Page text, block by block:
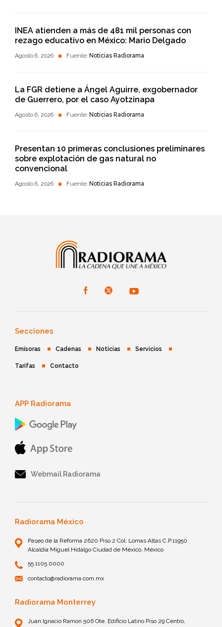
INEA atienden a más de 481 mil personas con
rezago educativo en México: Mario Delgado
Agosto 6, 2026 Fuente: Noticias Radiorama
La FGR detiene a Ángel Aguirre, exgobernador
de Guerrero, por el caso Ayotzinapa
Agosto 6, 2026 Fuente: Noticias Radiorama
Presentan 10 primeras conclusiones preliminares
sobre explotación de gas natural no
convencional
Agosto 6, 2026 Fuente: Noticias Radiorama
Secciones
Emisoras Cadenas Noticias Servicios
Tarifas Contacto
APP Radiorama
Webmail Radiorama
Radiorama México
Paseo de la Reforma 2620 Piso 2 Col. Lomas Altas C.P.11950
Alcaldía Miguel Hidalgo Ciudad de México, México
55 1105 0000
contacto@radiorama.com.mx
Radiorama Monterrey
Juan Ignacio Ramon 506 Ote. Edificio Latino Piso 29 Centro,